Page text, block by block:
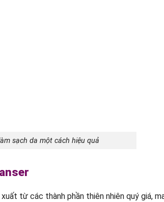
sạch da một cách hiệu quả
từ các thành phần thiên nhiên quý giá,